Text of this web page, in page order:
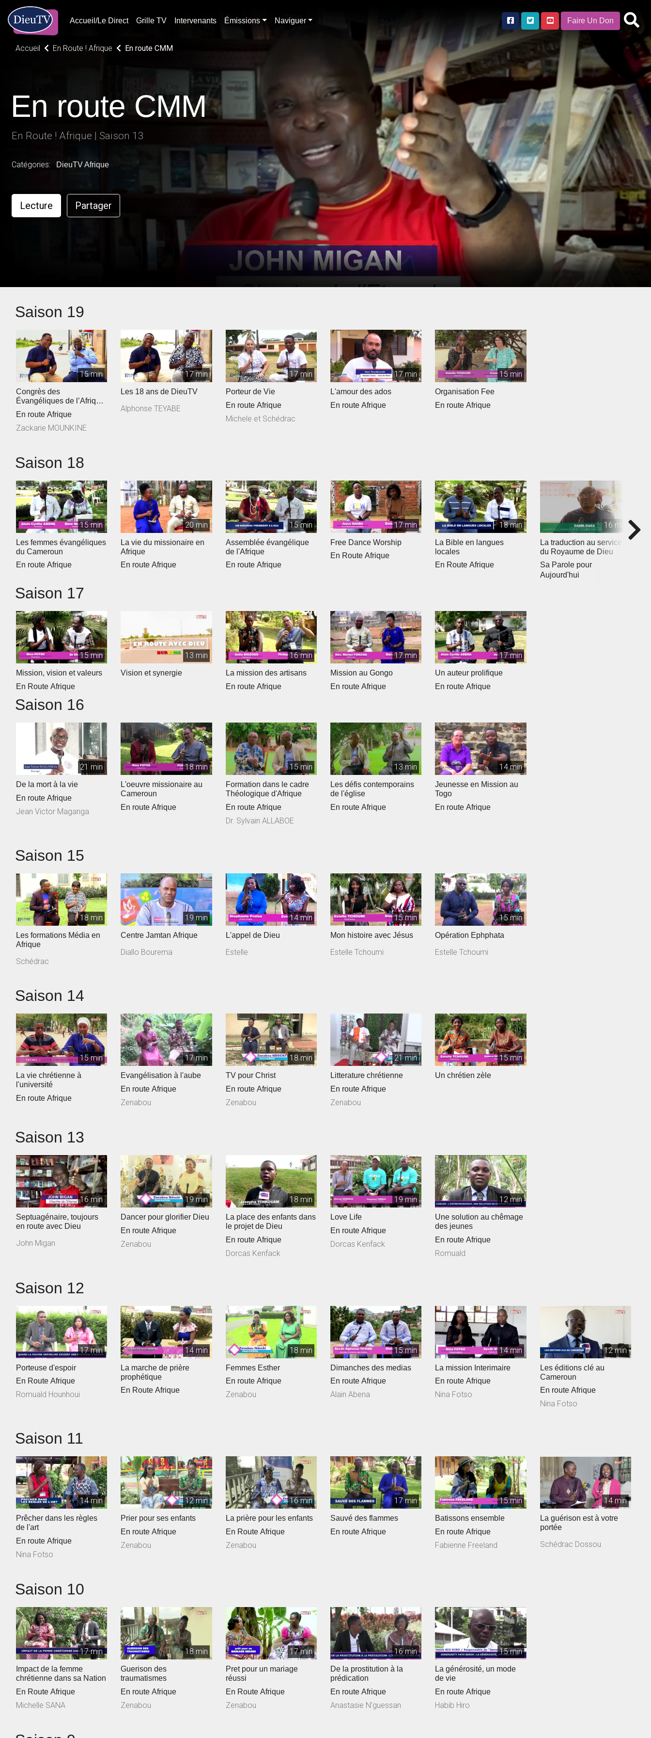
Accueil/Le Direct Grille TV Intervenants Émissions Naviguer Faire Un Don
Accueil En Route ! Afrique En route CMM
En route CMM
En Route ! Afrique | Saison 13
Catégories: DieuTV Afrique
Lecture Partager
Saison 19
15 min
Congrès des
Évangéliques de l’Afrique
Francophone
En route Afrique
Zackarie MOUNKINE
17 min
Les 18 ans de DieuTV
Alphonse TEYABE
17 min
Porteur de Vie
En route Afrique
Michele et Schédrac
17 min
L'amour des ados
En route Afrique
15 min
Organisation Fee
En route Afrique
Saison 18
15 min
Les femmes évangéliques
du Cameroun
En route Afrique
20 min
La vie du missionaire en
Afrique
En route Afrique
15 min
Assemblée évangélique
de l'Afrique
En route Afrique
17 min
Free Dance Worship
En Route Afrique
18 min
La Bible en langues
locales
En Route Afrique
16 min
La traduction au service
du Royaume de Dieu
Sa Parole pour
Aujourd'hui
Saison 17
15 min
Mission, vision et valeurs
En Route Afrique
13 min
Vision et synergie
16 min
La mission des artisans
En route Afrique
17 min
Mission au Gongo
En route Afrique
17 min
Un auteur prolifique
En route Afrique
Saison 16
21 min
De la mort à la vie
En route Afrique
Jean Victor Maganga
18 min
L'oeuvre missionaire au
Cameroun
En route Afrique
15 min
Formation dans le cadre
Théologique d'Afrique
En route Afrique
Dr. Sylvain ALLABOE
13 min
Les défis contemporains
de l'église
En route Afrique
14 min
Jeunesse en Mission au
Togo
En route Afrique
Saison 15
18 min
Les formations Média en
Afrique
Schédrac
19 min
Centre Jamtan Afrique
Diallo Bourema
14 min
L'appel de Dieu
Estelle
15 min
Mon histoire avec Jésus
Estelle Tchoumi
15 min
Opération Ephphata
Estelle Tchoumi
Saison 14
15 min
La vie chrétienne à
l'université
En route Afrique
17 min
Evangélisation à l'aube
En route Afrique
Zenabou
18 min
TV pour Christ
En route Afrique
Zenabou
21 min
Litterature chrétienne
En route Afrique
Zenabou
15 min
Un chrétien zèle
Saison 13
16 min
Septuagénaire, toujours
en route avec Dieu
John Migan
19 min
Dancer pour glorifier Dieu
En route Afrique
Zenabou
18 min
La place des enfants dans
le projet de Dieu
En route Afrique
Dorcas Kenfack
19 min
Love Life
En route Afrique
Dorcas Kenfack
12 min
Une solution au chêmage
des jeunes
En route Afrique
Romuald
Saison 12
17 min
Porteuse d'espoir
En Route Afrique
Romuald Hounhoui
14 min
La marche de prière
prophétique
En Route Afrique
18 min
Femmes Esther
En route Afrique
Zenabou
15 min
Dimanches des medias
En route Afrique
Alain Abena
14 min
La mission Interimaire
En route Afrique
Nina Fotso
12 min
Les éditions clé au
Cameroun
En route Afrique
Nina Fotso
Saison 11
14 min
Prêcher dans les règles
de l'art
En route Afrique
Nina Fotso
12 min
Prier pour ses enfants
En route Afrique
Zenabou
16 min
La prière pour les enfants
En Route Afrique
Zenabou
17 min
Sauvé des flammes
En route Afrique
15 min
Batissons ensemble
En route Afrique
Fabienne Freeland
14 min
La guérison est à votre
portée
Schédrac Dossou
Saison 10
17 min
Impact de la femme
chrétienne dans sa Nation
En Route Afrique
Michelle SANA
18 min
Guerison des
traumatismes
En route Afrique
Zenabou
17 min
Pret pour un mariage
réussi
En Route Afrique
Zenabou
16 min
De la prostitution à la
prédication
En route Afrique
Anastasie N'guessan
15 min
La générosité, un mode
de vie
En route Afrique
Habib Hiro